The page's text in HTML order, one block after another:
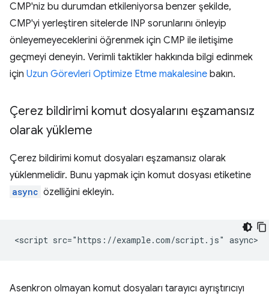
CMP'niz bu durumdan etkileniyorsa benzer şekilde,
CMP'yi yerleştiren sitelerde INP sorunlarını önleyip
önleyemeyeceklerini öğrenmek için CMP ile iletişime
geçmeyi deneyin. Verimli taktikler hakkında bilgi edinmek
için Uzun Görevleri Optimize Etme makalesine bakın.
Çerez bildirimi komut dosyalarını eşzamansız
olarak yükleme
Çerez bildirimi komut dosyaları eşzamansız olarak
yüklenmelidir. Bunu yapmak için komut dosyası etiketine
async özelliğini ekleyin.
Asenkron olmayan komut dosyaları tarayıcı ayrıştırıcıyı